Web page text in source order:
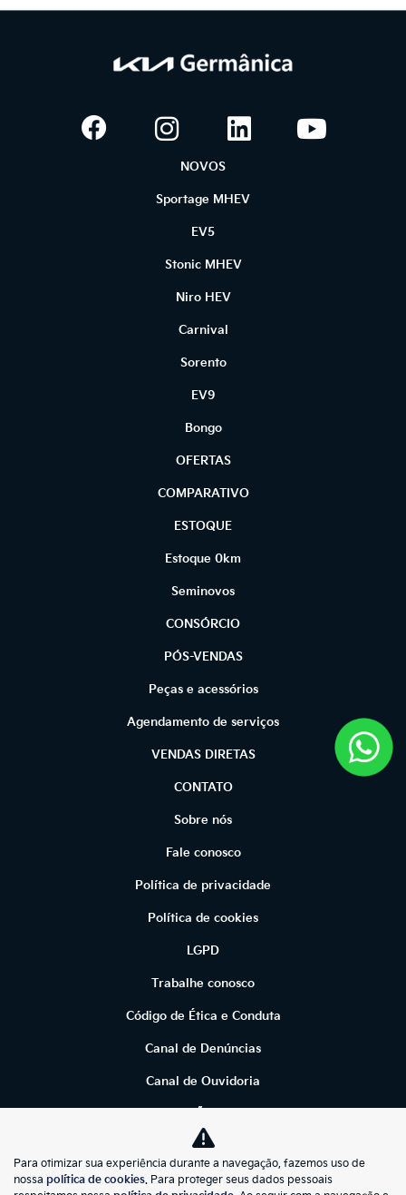
NOVOS
Sportage MHEV
EV5
Stonic MHEV
Niro HEV
Carnival
Sorento
EV9
Bongo
OFERTAS
COMPARATIVO
ESTOQUE
Estoque 0km
Seminovos
CONSÓRCIO
PÓS-VENDAS
Peças e acessórios
Agendamento de serviços
VENDAS DIRETAS
CONTATO
Sobre nós
Fale conosco
Política de privacidade
Política de cookies
LGPD
Trabalhe conosco
Código de Ética e Conduta
Canal de Denúncias
Canal de Ouvidoria
Desacelere. Seu bem maior é a vida.
Para otimizar sua experiência durante a navegação, fazemos uso de
nossa política de cookies. Para proteger seus dados pessoais